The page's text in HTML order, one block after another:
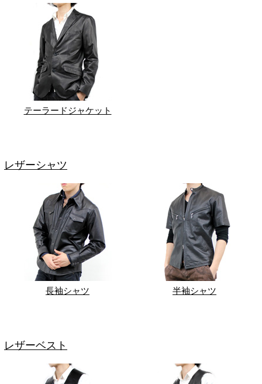
テーラードジャケット
レザーシャツ
長袖シャツ 半袖シャツ
レザーベスト